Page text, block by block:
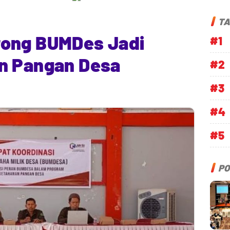
BUMDes Jadi
Pangan Desa
#1
#2
#3
#4
#5